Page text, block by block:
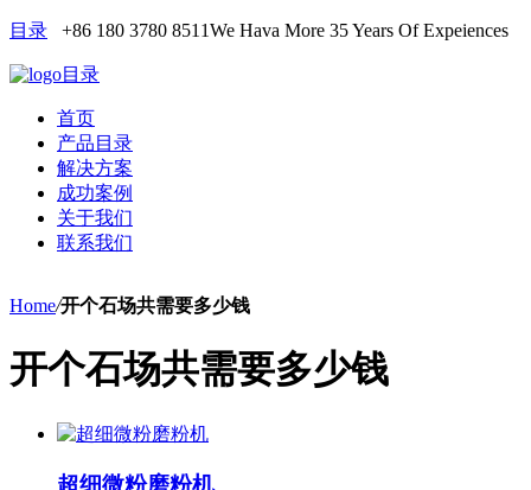
目录 +86 180 3780 8511We Hava More 35 Years Of Expeiences
目录
首页
产品目录
解决方案
成功案例
关于我们
联系我们
Home/开个石场共需要多少钱
开个石场共需要多少钱
超细微粉磨粉机